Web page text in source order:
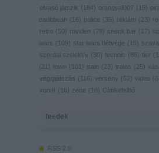
olvasó játszik ( 184) orangyal007 ( 15)
caribbean ( 16 ) police ( 39) reklám ( 23)
retro ( 50) röviden ( 79) snack bar ( 17)
wars ( 109) star wars hétvége ( 15)
szerdai szelektív ( 30) technic ( 86 ) tier (
( 21 ) town ( 101 ) train ( 23) trains ( 25)
végigjátszás ( 116 ) verseny ( 52) video (
vonat ( 16 ) zene ( 18 ) Címkefelhő
feedek
RSS 2.0